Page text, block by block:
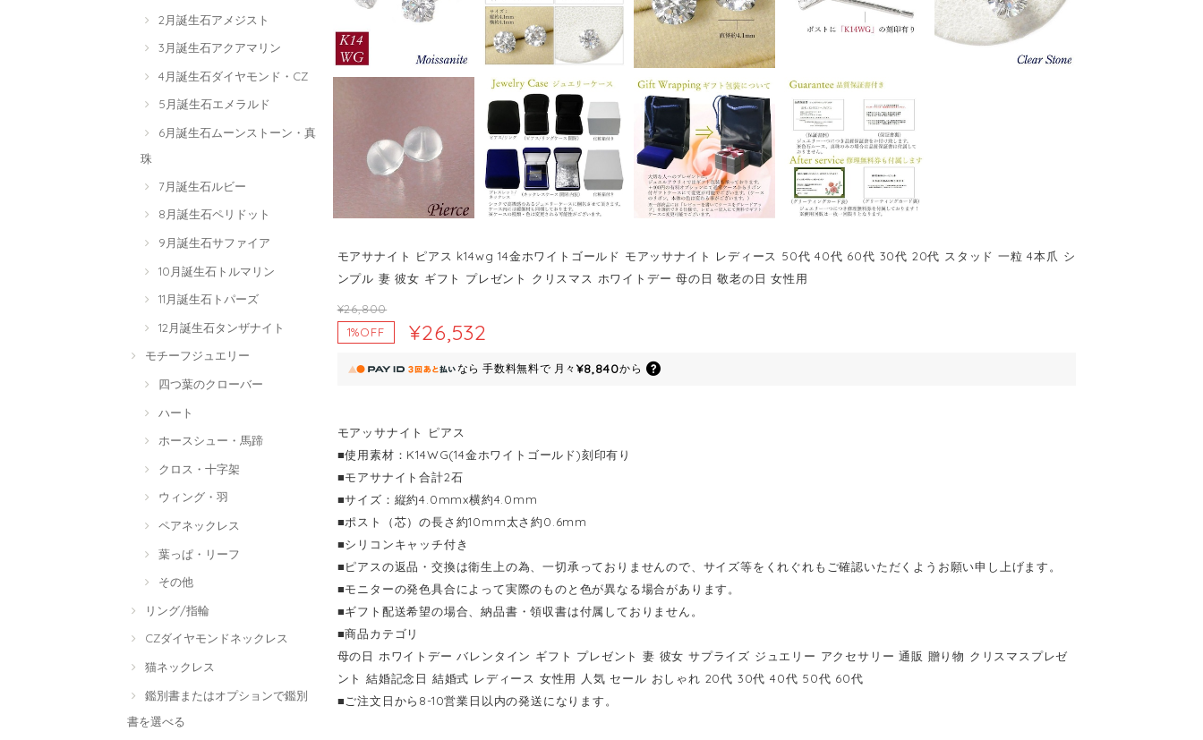
2月誕生石アメジスト
3月誕生石アクアマリン
4月誕生石ダイヤモンド・CZ
5月誕生石エメラルド
6月誕生石ムーンストーン・真
珠
7月誕生石ルビー
8月誕生石ペリドット
9月誕生石サファイア
10月誕生石トルマリン
11月誕生石トパーズ
12月誕生石タンザナイト
モチーフジュエリー
四つ葉のクローバー
ハート
ホースシュー・馬蹄
クロス・十字架
ウィング・羽
ペアネックレス
葉っぱ・リーフ
その他
リング/指輪
CZダイヤモンドネックレス
猫ネックレス
鑑別書またはオプションで鑑別
書を選べる
モアサナイト ピアス k14wg 14金ホワイトゴールド モアッサナイト レディース 50代 40代 60代 30代 20代 スタッド 一粒 4本爪 シ
ンプル 妻 彼女 ギフト プレゼント クリスマス ホワイトデー 母の日 敬老の日 女性用
¥26,800
1%OFF
¥26,532
なら 手数料無料で 月々¥8,840から
モアッサナイト ピアス
■使用素材：K14WG(14金ホワイトゴールド)刻印有り
■モアサナイト合計2石
■サイズ：縦約4.0mmx横約4.0mm
■ポスト（芯）の長さ約10mm太さ約0.6mm
■シリコンキャッチ付き
■ピアスの返品・交換は衛生上の為、一切承っておりませんので、サイズ等をくれぐれもご確認いただくようお願い申し上げます。
■モニターの発色具合によって実際のものと色が異なる場合があります。
■ギフト配送希望の場合、納品書・領収書は付属しておりません。
■商品カテゴリ
母の日 ホワイトデー バレンタイン ギフト プレゼント 妻 彼女 サプライズ ジュエリー アクセサリー 通販 贈り物 クリスマスプレゼ
ント 結婚記念日 結婚式 レディース 女性用 人気 セール おしゃれ 20代 30代 40代 50代 60代
■ご注文日から8-10営業日以内の発送になります。